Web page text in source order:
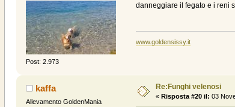
Post: 2.973
danneggiare il fegato e i reni
www.goldensissy.it
kaffa
Allevamento GoldenMania
Re:Funghi velenosi
« Risposta #20 il: 03